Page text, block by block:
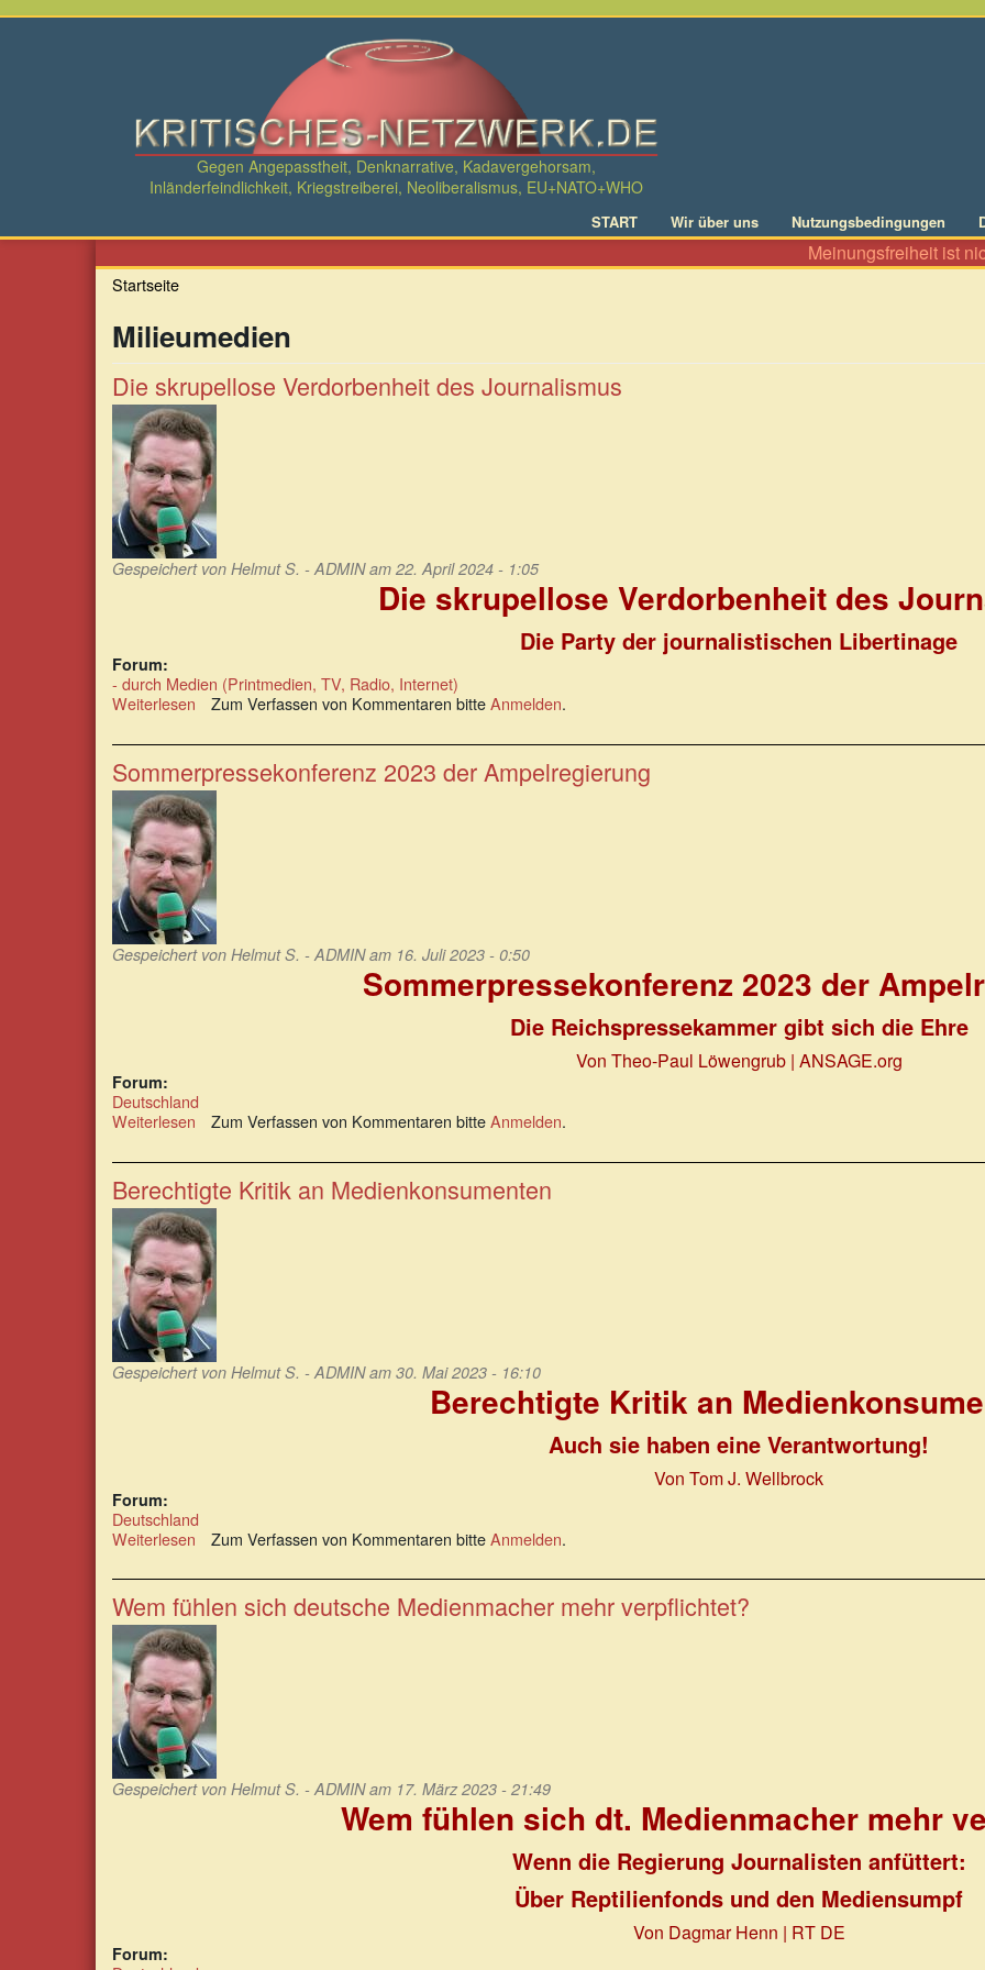
Direkt
Gegen Angepasstheit, Denknarrative, Kadavergehorsam,
Inländerfeindlichkeit, Kriegstreiberei, Neoliberalismus, EU+NATO+WHO
START Wir über uns Nutzungsbedingungen
Meinungsfreiheit ist nicht
Startseite
Milieumedien
Die skrupellose Verdorbenheit des Journalismus
Gespeichert von Helmut S. - ADMINam 22. April 2024 - 1:05
Die skrupellose Verdorbenheit des
Die Party der journalistischen Libertinage
Forum:
- durch Medien (Printmedien, TV, Radio, Internet)
Weiterlesen über
skrupellose
Verdorbenheit
des
Journalismus
Zum Verfassen von Kommentaren bitteAnmelden.
Sommerpressekonferenz 2023 der Ampelregierung
Gespeichert von Helmut S. - ADMINam 16. Juli 2023 - 0:50
Sommerpressekonferenz 2023 der
Die Reichspressekammer gibt sich die Ehre
Von Theo-Paul Löwengrub| ANSAGE.org
Forum:
Deutschland
Weiterlesen über
2023
der
Ampelregierung
Zum Verfassen von Kommentaren bitteAnmelden.
Berechtigte Kritik an Medienkonsumenten
Gespeichert von Helmut S. - ADMINam 30. Mai 2023 - 16:10
Berechtigte Kritik an
Auch sie haben eine Verantwortung!
Von Tom J. Wellbrock
Forum:
Deutschland
Weiterlesen über
Kritik
an
Medienkonsumenten
Zum Verfassen von Kommentaren bitteAnmelden.
Wem fühlen sich deutsche Medienmacher mehr verpflichtet?
Gespeichert von Helmut S. - ADMINam 17. März 2023 - 21:49
Wem fühlen sich dt. Medienmacher mehr
Wenn die Regierung Journalisten anfüttert:
Über Reptilienfonds und den Mediensumpf
Von Dagmar Henn | RT DE
Forum: